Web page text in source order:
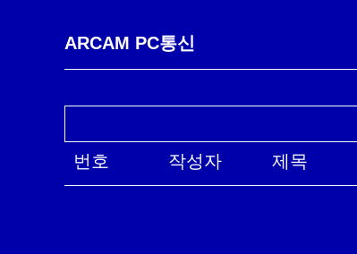
ARCAM PC통신
번호
작성자 제목